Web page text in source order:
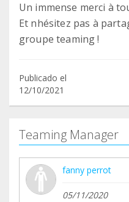
Un immense merci à
Et nhésitez pas à
groupe teaming !
Publicado el
12/10/2021
Teaming Manager
fanny perrot
05/11/2020